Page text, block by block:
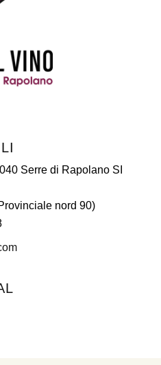
Serre di Rapolano SI
nord 90)